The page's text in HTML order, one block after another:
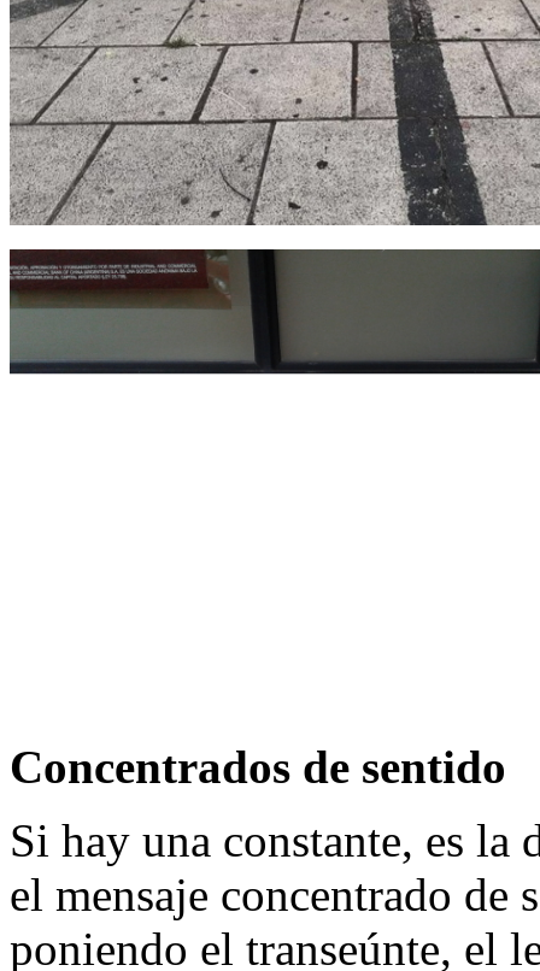
Concentrados de sentido
Si hay una constante, es la
el mensaje concentrado
poniendo el transeúnte, el